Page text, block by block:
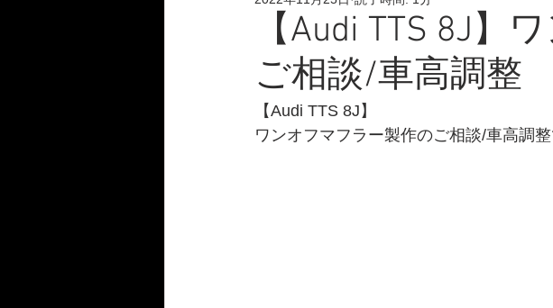
964Carrera2/Werks turbo look/4/RS 964turbo/S/limited
996Carrera2/4/S/turbo/S 996GT3/CUP/GT2
【Audi TTS 8J】
ご相談/車高調整
【Audi TTS 8J】
ワンオフマフラー製作のご相談/車高調整